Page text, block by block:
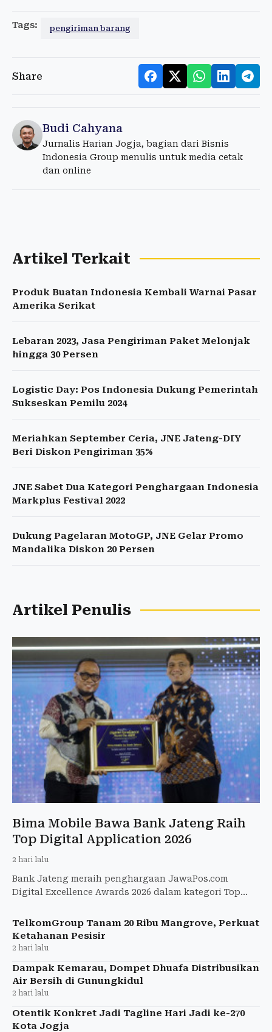
Tags: pengiriman barang
Share
Budi Cahyana
Jurnalis Harian Jogja, bagian dari Bisnis
Indonesia Group menulis untuk media cetak
dan online
Artikel Terkait
Produk Buatan Indonesia Kembali Warnai Pasar
Amerika Serikat
Lebaran 2023, Jasa Pengiriman Paket Melonjak
hingga 30 Persen
Logistic Day: Pos Indonesia Dukung Pemerintah
Sukseskan Pemilu 2024
Meriahkan September Ceria, JNE Jateng-DIY
Beri Diskon Pengiriman 35%
JNE Sabet Dua Kategori Penghargaan Indonesia
Markplus Festival 2022
Dukung Pagelaran MotoGP, JNE Gelar Promo
Mandalika Diskon 20 Persen
Artikel Penulis
Bima Mobile Bawa Bank Jateng Raih
Top Digital Application 2026
2 hari lalu
Bank Jateng meraih penghargaan JawaPos.com
Digital Excellence Awards 2026 dalam kategori Top
TelkomGroup Tanam 20 Ribu Mangrove, Perkuat
Ketahanan Pesisir
2 hari lalu
Dampak Kemarau, Dompet Dhuafa Distribusikan
Air Bersih di Gunungkidul
2 hari lalu
Otentik Konkret Jadi Tagline Hari Jadi ke-270
Kota Jogja